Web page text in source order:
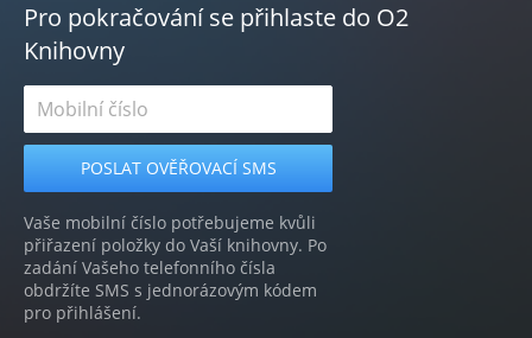
Pro pokračování se přihlaste do O2
Knihovny
Vaše mobilní číslo potřebujeme kvůli
přiřazení položky do Vaší knihovny. Po
zadání Vašeho telefonního čísla
obdržíte SMS s jednorázovým kódem
pro přihlášení.